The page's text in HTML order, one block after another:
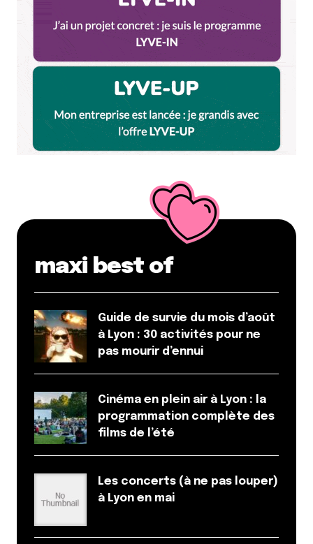
maxi best of
Guide de survie du mois d’août
à Lyon : 30 activités pour ne
pas mourir d’ennui
Cinéma en plein air à Lyon : la
programmation complète des
films de l’été
Les concerts (à ne pas louper)
à Lyon en mai